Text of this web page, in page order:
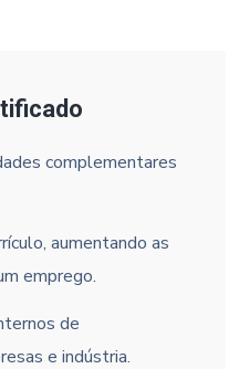
complementares
aumentando as
emprego.
de
e indústria.